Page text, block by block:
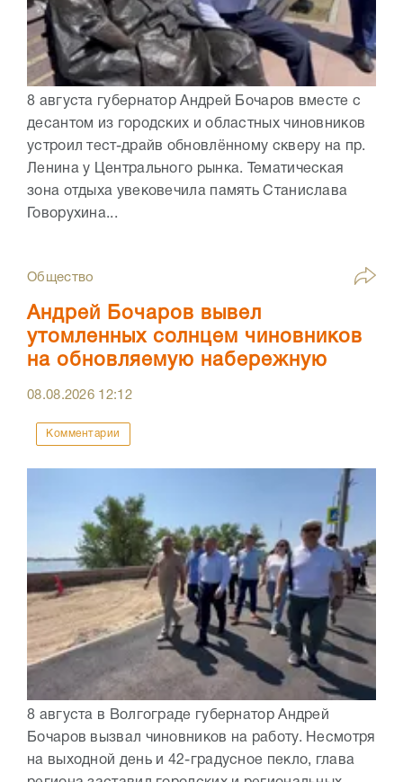
8 августа губернатор Андрей Бочаров вместе с
десантом из городских и областных чиновников
устроил тест-драйв обновлённому скверу на пр.
Ленина у Центрального рынка. Тематическая
зона отдыха увековечила память Станислава
Говорухина...
Общество
Андрей Бочаров вывел
утомленных солнцем чиновников
на обновляемую набережную
08.08.2026 12:12
Комментарии
8 августа в Волгограде губернатор Андрей
Бочаров вызвал чиновников на работу. Несмотря
на выходной день и 42-градусное пекло, глава